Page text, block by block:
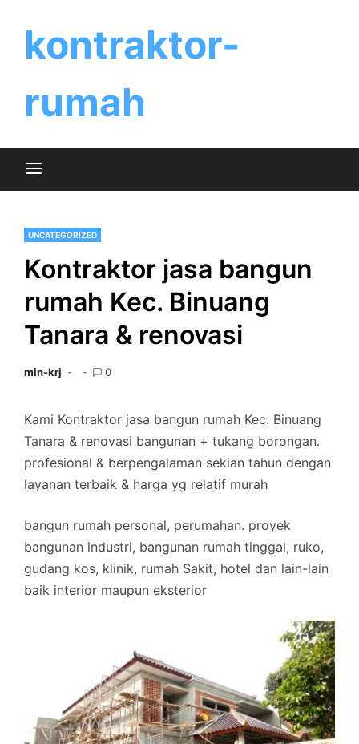
contentkontraktor-
rumah
UNCATEGORIZED
Kontraktor jasa bangun
rumah Kec. Binuang
Tanara & renovasi
min-krj 0
Kami Kontraktor jasa bangun rumah Kec. Binuang
Tanara & renovasi bangunan + tukang borongan.
profesional & berpengalaman sekian tahun dengan
layanan terbaik & harga yg relatif murah
bangun rumah personal, perumahan. proyek
bangunan industri, bangunan rumah tinggal, ruko,
gudang kos, klinik, rumah Sakit, hotel dan lain-lain
baik interior maupun eksterior